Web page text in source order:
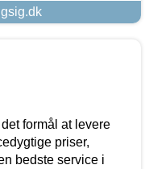
formål at levere
priser,
bedste service i